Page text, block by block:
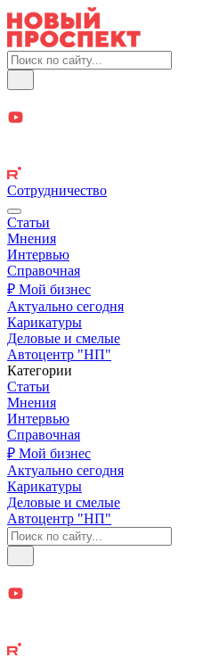
Сотрудничество
Статьи
Мнения
Интервью
Справочная
₽ Мой бизнес
Актуально сегодня
Карикатуры
Деловые и смелые
Автоцентр "НП"
Категории
Статьи
Мнения
Интервью
Справочная
₽ Мой бизнес
Актуально сегодня
Карикатуры
Деловые и смелые
Автоцентр "НП"